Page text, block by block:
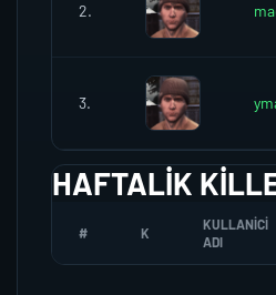
2.
3.
HAFTALIK
# K
KULLANICI
ADI